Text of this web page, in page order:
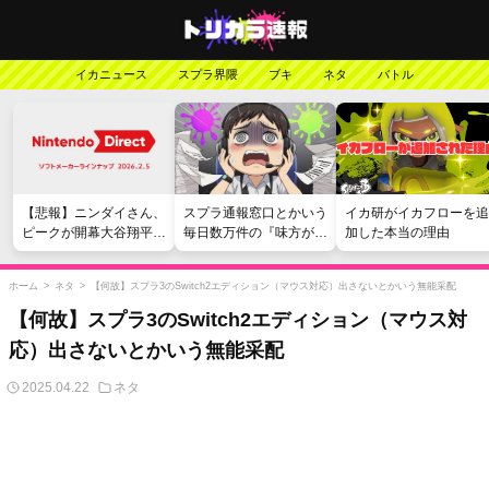
イカニュース スプラ界隈 ブキ ネタ バトル
【悲報】ニンダイさん、
ピークが開幕大谷翔平の
がっかりダイレクトだっ
たと言われてしまう
スプラ通報窓口とかいう
毎日数万件の『味方が弱
い』愚痴を読まされる苦
行
イカ研がイカフローを追
加した本当の理由
ホーム > ネタ > 【何故】スプラ3のSwitch2エディション（マウス対応）出さないとかいう無能采配
【何故】スプラ3のSwitch2エディション（マウス対
応）出さないとかいう無能采配
2025.04.22 ネタ